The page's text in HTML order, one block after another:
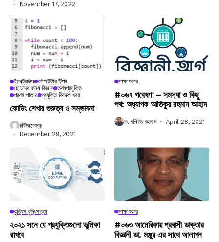
November 17, 2022
ইলেক্ট্রনিক্স কম্পিউটার টিপস
ছোটদের জন্য বিজ্ঞান তথ্যপ্রযুক্তি
প্রথম পাতায় প্রযুক্তি বিষয়ক খবর
কোডিং শেখার গুরুত্ব ও সম্ভাবনা
নিউজডেস্ক
December 29, 2021
সাক্ষাৎকার
#০৬৭ গবেষণা – সমস‍্যা ও কিছু
পথ: অধ‍্যাপক আতিকুর রহমান আহাদ
ড. মশিউর রহমান April 28, 2021
কৃত্রিম বুদ্ধিমত্তা
২০২১ সনে যে প্রযুক্তিগুলো ভূমিকা
রাখবে
সাক্ষাৎকার
#০৬৩ আমেরিকায় প্রবাসী ডাক্তার
বিজ্ঞানী ডা. মঞ্জুর এর সাথে আলাপন